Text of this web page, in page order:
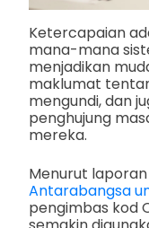
Ketercapaian
mana-mana
menjadikan
maklumat
mengundi, dan
penghujung
mereka.
Menurut
Antarabangsa
pengimbas kod